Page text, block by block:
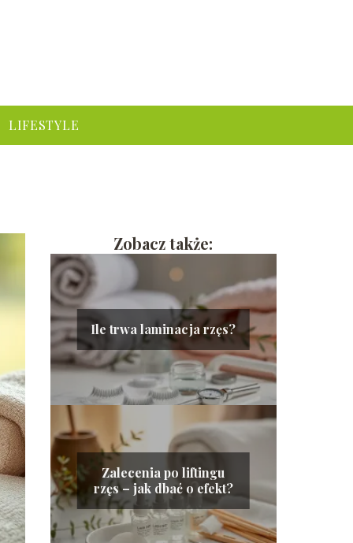
LIFESTYLE
Zobacz także:
Ile trwa laminacja rzęs?
Zalecenia po liftingu
rzęs – jak dbać o efekt?